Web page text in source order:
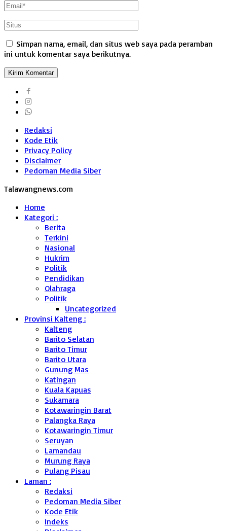
Simpan nama, email, dan situs web saya pada peramban
ini untuk komentar saya berikutnya.
Redaksi
Kode Etik
Privacy Policy
Disclaimer
Pedoman Media Siber
Talawangnews.com
Home
Kategori :
Berita
Terkini
Nasional
Hukrim
Politik
Pendidikan
Olahraga
Politik
Uncategorized
Provinsi Kalteng :
Kalteng
Barito Selatan
Barito Timur
Barito Utara
Gunung Mas
Katingan
Kuala Kapuas
Sukamara
Kotawaringin Barat
Palangka Raya
Kotawaringin Timur
Seruyan
Lamandau
Murung Raya
Pulang Pisau
Laman :
Redaksi
Pedoman Media Siber
Kode Etik
Indeks